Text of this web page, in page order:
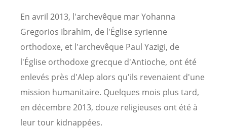
En avril 2013, l'archevêque mar Yohanna
Gregorios Ibrahim, de l'Église syrienne
orthodoxe, et l'archevêque Paul Yazigi, de
l'Église orthodoxe grecque d'Antioche, ont été
enlevés près d'Alep alors qu'ils revenaient d'une
mission humanitaire. Quelques mois plus tard,
en décembre 2013, douze religieuses ont été à
leur tour kidnappées.